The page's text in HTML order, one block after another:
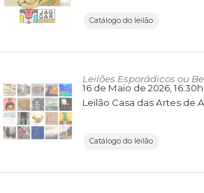
Catálogo do leilão
Leilões Esporádicos ou
16 de Maio de 2026 , 16:30h
Leilão Casa das Artes de
Catálogo do leilão